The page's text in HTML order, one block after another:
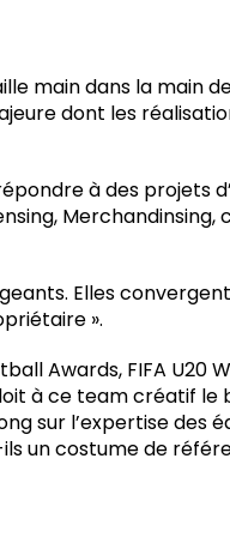
main dans la main
dont les
à des projets
Elles
».
Awards, FIFA U20
à ce team créatif le
sur l’expertise des
ils un costume de